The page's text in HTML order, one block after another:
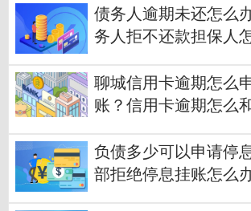
债务人逾期未还怎么
务人拒不还款担保人
聊城信用卡逾期怎么
账？信用卡逾期怎么
负债多少可以申请停
部拒绝停息挂账怎么